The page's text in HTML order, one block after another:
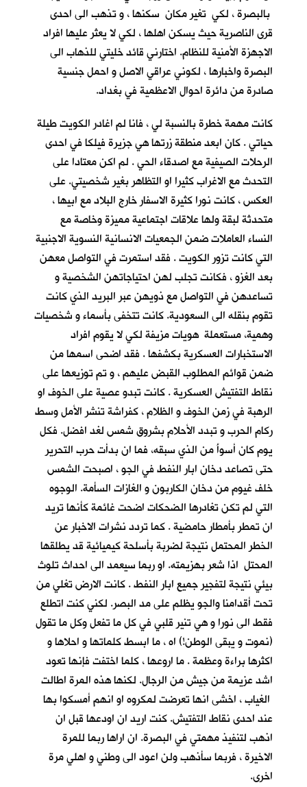
بالبصرة ، لكي تغير مكان سكنها ، و تذهب الى احدى
قرى الناصرية حيث يسكن اهلها ، لكي لا يعثر عليها افراد
الاجهزة الأمنية للنظام. اختارني قائد خليتي للذهاب الى
البصرة واخبارها ، لكوني عراقي الاصل و احمل جنسية
صادرة من دائرة احوال الاعظمية في بغداد.
كانت مهمة خطرة بالنسبة لي ، فانا لم اغادر الكويت طيلة
حياتي . كان ابعد منطقة زرتها هي جزيرة فيلكا في احدى
الرحلات الصيفية مع اصدقاء الحي . لم اكن معتادا على
التحدث مع الاغراب كثيرا او التظاهر بغير شخصيتي. على
العكس ، كانت نورا كثيرة الاسفار خارج البلاد مع ابيها ،
متحدثة لبقة ولها علاقات اجتماعية مميزة وخاصة مع
النساء العاملات ضمن الجمعيات الانسانية النسوية الاجنبية
التي كانت تزور الكويت . فقد استمرت في التواصل معهن
بعد الغزو ، فكانت تجلب لهن احتياجاتهن الشخصية و
تساعدهن في التواصل مع ذويهن عبر البريد الذي كانت
تقوم بنقله الى السعودية. كانت تتخفى بأسماء و شخصيات
وهمية، مستعملة هويات مزيفة لكي لا يقوم افراد
الاستخبارات العسكرية بكشفها . فقد اضحى اسمها من
ضمن قوائم المطلوب القبض عليهم ، و تم توزيعها على
نقاط التفتيش العسكرية . كانت تبدو عصية على الخوف او
الرهبة في زمن الخوف و الظلام ، كفراشة تنشر الأمل وسط
ركام الحرب و تبدد الأحلام بشروق شمس لغد افضل. فكل
يوم كان أسوأَ من الذي سبقه، فما ان بدأت حرب التحرير
حتى تصاعد دخان ابار النفط في الجو ، اصبحت الشمس
خلف غيوم من دخان الكاربون و الغازات السأمة. الوجوه
التي لم تكن تغادرها الضحكات اضحت غائمة كأنها تريد
ان تمطر بأمطار حامضية . كما تردد نشرات الاخبار عن
الخطر المحتمل نتيجة لضربة بأسلحة كيميائية قد يطلقها
المحتل اذا شعر بهزيمته. او ربما سيعمد الى احداث تلوث
بيئي نتيجة لتفجير جميع ابار النفط . كانت الارض تغلي من
تحت أقدامنا والجو يظلم على مد البصر. لكني كنت اتطلع
فقط الى نورا و هي تنير قلبي في كل ما تفعل وكل ما تقول
(نموت و يبقى الوطن!) اه ، ما ابسط كلماتها و احلاها و
اكثرها براءة وعظمة . ما اروعها ، كلما اختفت فإنها تعود
اشد عزيمة من جيش من الرجال. لكنها هذه المرة اطالت
الغياب ، اخشى انها تعرضت لمكروه او انهم أمسكوا بها
عند احدى نقاط التفتيش. كنت اريد ان اودعها قبل ان
اذهب لتنفيذ مهمتي في البصرة. ان اراها ربما للمرة
الاخيرة ، فربما سأذهب ولن اعود الى وطني و اهلي مرة
اخرى.